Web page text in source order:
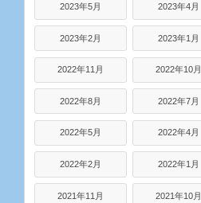
2023年5月 2023年4月
2023年2月 2023年1月
2022年11月 2022年10月
2022年8月 2022年7月
2022年5月 2022年4月
2022年2月 2022年1月
2021年11月 2021年10月